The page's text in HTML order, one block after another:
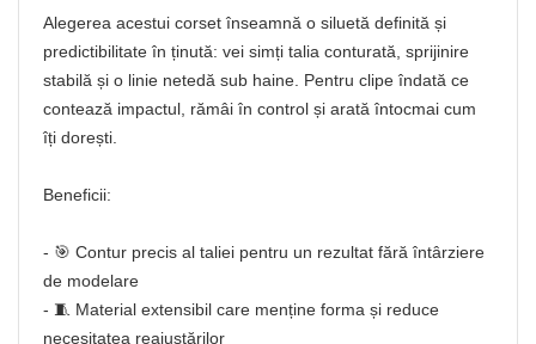
Alegerea acestui corset înseamnă o siluetă definită și
predictibilitate în ținută: vei simți talia conturată, sprijinire
stabilă și o linie netedă sub haine. Pentru clipe îndată ce
contează impactul, rămâi în control și arată întocmai cum
îți dorești.
Beneficii:
- 🎯 Contur precis al taliei pentru un rezultat fără întârziere
de modelare
- 🧵 Material extensibil care menține forma și reduce
necesitatea reajustărilor